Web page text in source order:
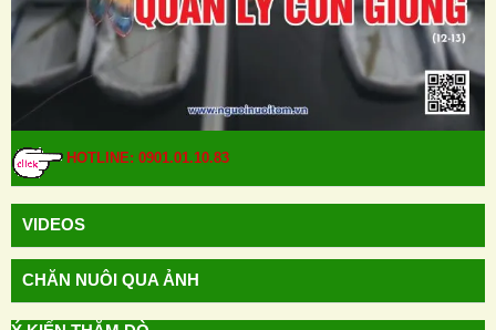
HOTLINE: 0901.01.10.83
VIDEOS
CHĂN NUÔI QUA ẢNH